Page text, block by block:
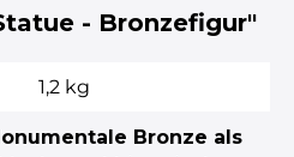
- Bronzefigur"
1,2 kg
Bronze als